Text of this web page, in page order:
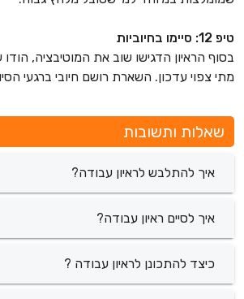
טיפ 12: סיימו בחיוביות
בסוף הראיון הדגישו שוב את המוטיבציה,
מתי צפוי עדכון. השארת רושם חיובי ברגעי
שאלות ותשובות
איך להתלבש לראיון עבודה?
איך לסיים ראיון עבודה?
כיצד להתכונן לראיון עבודה ?